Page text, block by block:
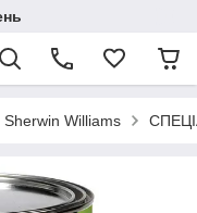
Sherwin Williams